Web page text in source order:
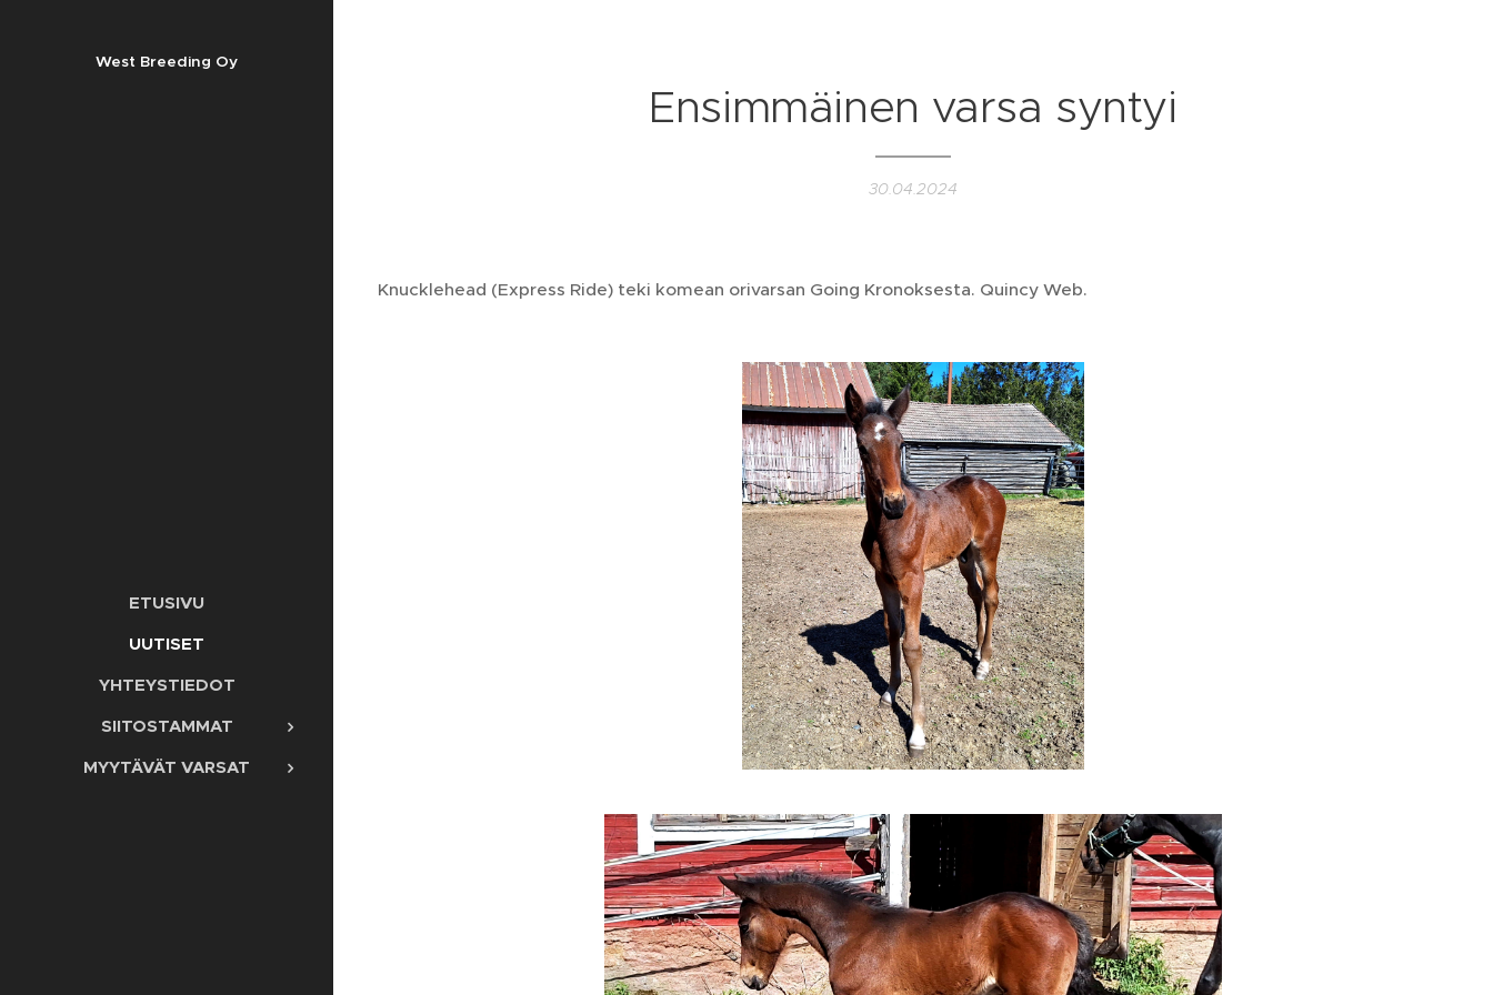
West Breeding Oy
ETUSIVU
UUTISET
YHTEYSTIEDOT
SIITOSTAMMAT
MYYTÄVÄT VARSAT
Ensimmäinen varsa syntyi
30.04.2024
Knucklehead (Express Ride) teki komean orivarsan Going Kronoksesta. Quincy Web.